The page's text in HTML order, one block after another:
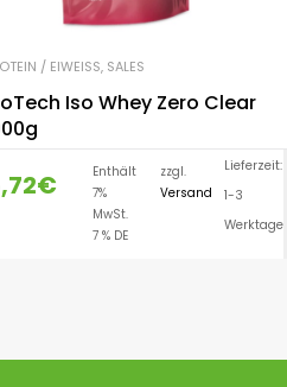
AUSFÜHRUNG WÄHLEN
/ EIWEISS , SALES
Iso Whey Zero Clear
€
Enthält
7%
MwSt.
7 % DE
zzgl.
Versand
Lieferzeit:
1-3
Werktage